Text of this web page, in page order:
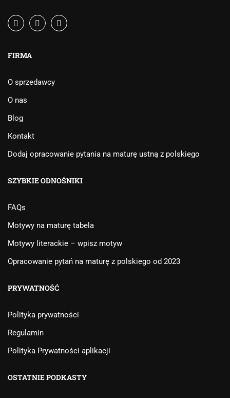
FIRMA
O sprzedawcy
O nas
Blog
Kontakt
Dodaj opracowanie pytania na maturę ustną z polskiego
SZYBKIE ODNOŚNIKI
FAQs
Motywy na maturę tabela
Motywy literackie – wpisz motyw
Opracowanie pytań na maturę z polskiego od 2023
PRYWATNOŚĆ
Polityka prywatności
Regulamin
Polityka Prywatności aplikacji
OSTATNIE PODKASTY